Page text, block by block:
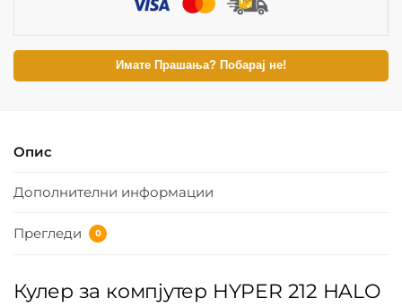
Имате Прашања? Побарај не!
Опис
Дополнителни информации
Прегледи 0
Кулер за компјутер HYPER 212 HALO